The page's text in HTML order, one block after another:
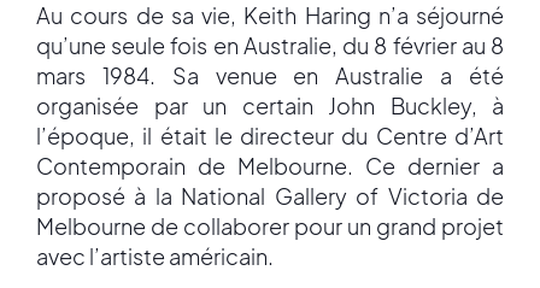
Au cours de sa vie, Keith Haring n’a séjourné
qu’une seule fois en Australie, du 8 février au 8
mars 1984. Sa venue en Australie a été
organisée par un certain John Buckley, à
l’époque, il était le directeur du Centre d’Art
Contemporain de Melbourne. Ce dernier a
proposé à la National Gallery of Victoria de
Melbourne de collaborer pour un grand projet
avec l’artiste américain.